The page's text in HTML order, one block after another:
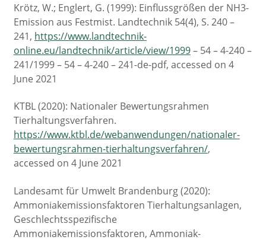
Krötz, W.; Englert, G. (1999): Einflussgrößen der NH3-
Emission aus Festmist. Landtechnik 54(4), S. 240 –
241, https://www.landtechnik-
online.eu/landtechnik/article/view/1999– 54 – 4-240 –
241/1999 – 54 – 4-240 – 241-de-pdf, accessed on 4
June 2021
KTBL (2020): Nationaler Bewertungsrahmen
Tierhaltungsverfahren.
https://www.ktbl.de/webanwendungen/nationaler-
bewertungsrahmen-tierhaltungsverfahren/,
accessed on 4 June 2021
Landesamt für Umwelt Brandenburg (2020):
Ammoniak­emissionsfaktoren Tierhaltungsanlagen,
Geschlechtsspezifische
Ammoniakemissionsfaktoren, Ammoniak­